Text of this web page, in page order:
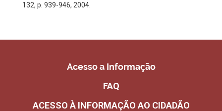
132, p. 939-946, 2004.
Acesso a Informação
FAQ
ACESSO À INFORMAÇÃO AO CIDADÃO